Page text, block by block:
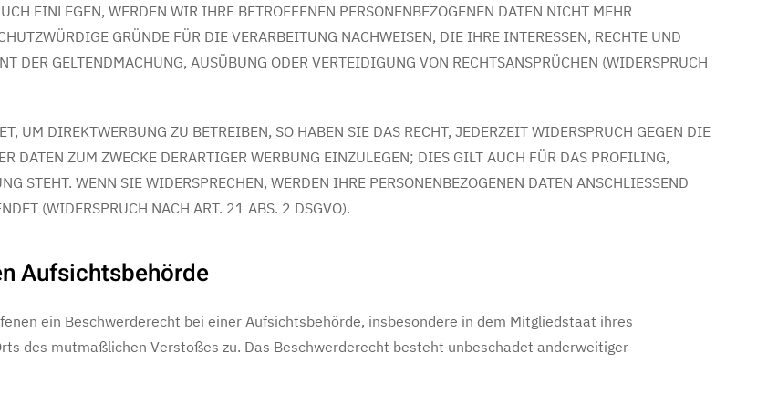
EINLEGEN, WERDEN WIR IHRE BETROFFENEN PERSONENBEZOGENEN DATEN NICHT MEHR
GRÜNDE FÜR DIE VERARBEITUNG NACHWEISEN, DIE IHRE INTERESSEN, RECHTE UND
DER GELTENDMACHUNG, AUSÜBUNG ODER VERTEIDIGUNG VON RECHTSANSPRÜCHEN (WIDERSPRUCH
UM DIREKTWERBUNG ZU BETREIBEN, SO HABEN SIE DAS RECHT, JEDERZEIT WIDERSPRUCH GEGEN DIE
DATEN ZUM ZWECKE DERARTIGER WERBUNG EINZULEGEN; DIES GILT AUCH FÜR DAS PROFILING,
STEHT. WENN SIE WIDERSPRECHEN, WERDEN IHRE PERSONENBEZOGENEN DATEN ANSCHLIESSEND
(WIDERSPRUCH NACH ART. 21 ABS. 2 DSGVO).
Aufsichts­behörde
ein Beschwerderecht bei einer Aufsichtsbehörde, insbesondere in dem Mitgliedstaat ihres
des mutmaßlichen Verstoßes zu. Das Beschwerderecht besteht unbeschadet anderweitiger